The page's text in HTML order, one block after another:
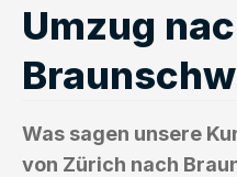
Umzug
Was sagen unsere
von Zürich nach